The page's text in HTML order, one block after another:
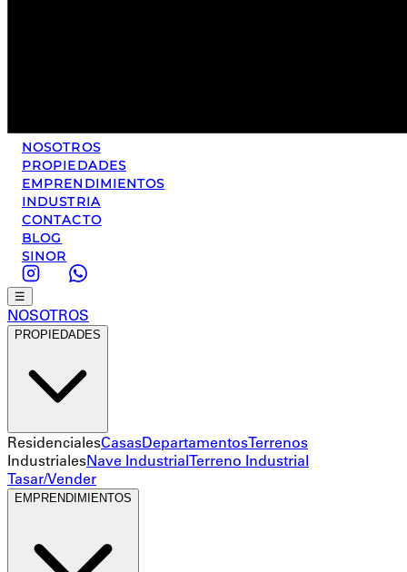
NOSOTROS
PROPIEDADES
EMPRENDIMIENTOS
INDUSTRIA
CONTACTO
BLOG
SINOR
☰
NOSOTROS
PROPIEDADES
ResidencialesCasasDepartamentosTerrenos
IndustrialesNave IndustrialTerreno Industrial
Tasar/Vender
EMPRENDIMIENTOS